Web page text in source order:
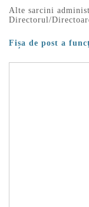
Alte sarcini
Directorul/
Fișa de post a